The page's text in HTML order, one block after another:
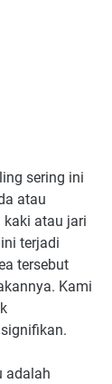
sering ini
atau
kaki atau jari
terjadi
tersebut
Kami
adalah